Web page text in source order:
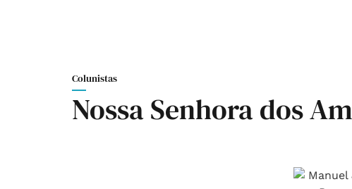
Colunistas
Nossa Senhora dos